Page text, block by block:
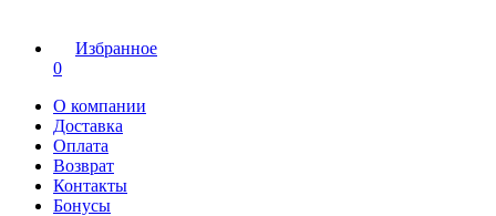
Избранное
0
О компании
Доставка
Оплата
Возврат
Контакты
Бонусы